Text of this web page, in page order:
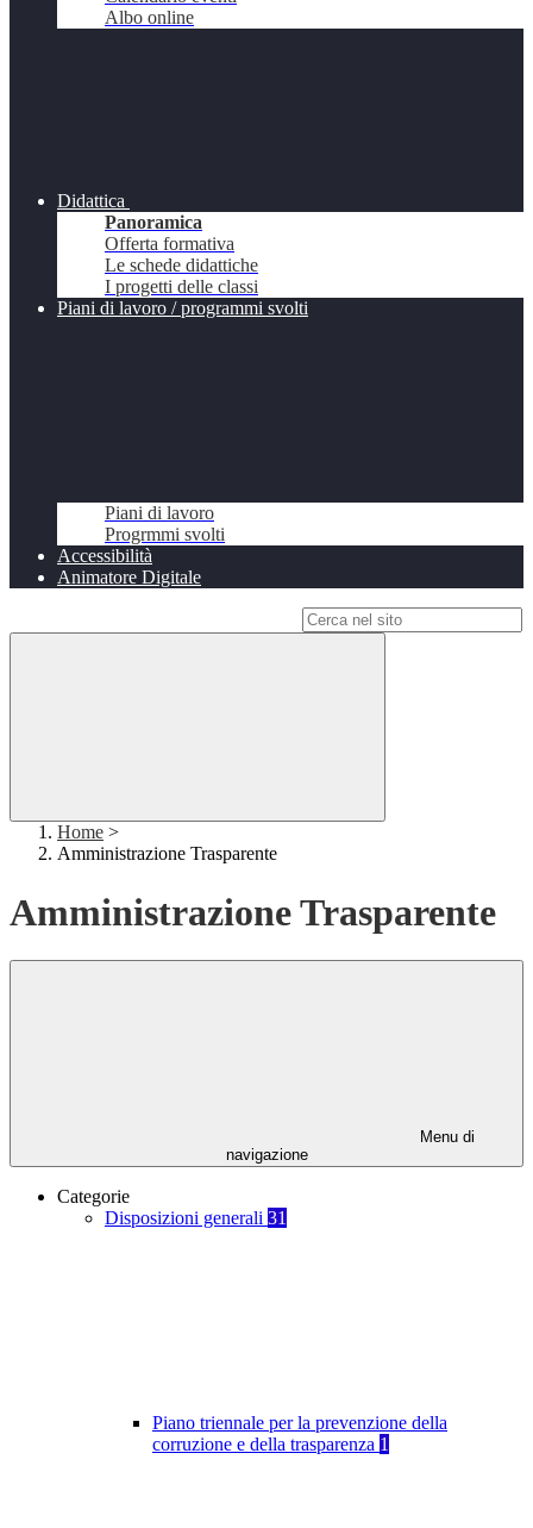
Albo online
Didattica
Panoramica
Offerta formativa
Le schede didattiche
I progetti delle classi
Piani di lavoro / programmi svolti
Piani di lavoro
Progrmmi svolti
Accessibilità
Animatore Digitale
Home >
Amministrazione Trasparente
Amministrazione Trasparente
Menu di
navigazione
Categorie
Disposizioni generali 31
Piano triennale per la prevenzione della
corruzione e della trasparenza 1